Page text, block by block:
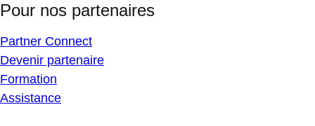
Pour nos partenaires
Partner Connect
Devenir partenaire
Formation
Assistance